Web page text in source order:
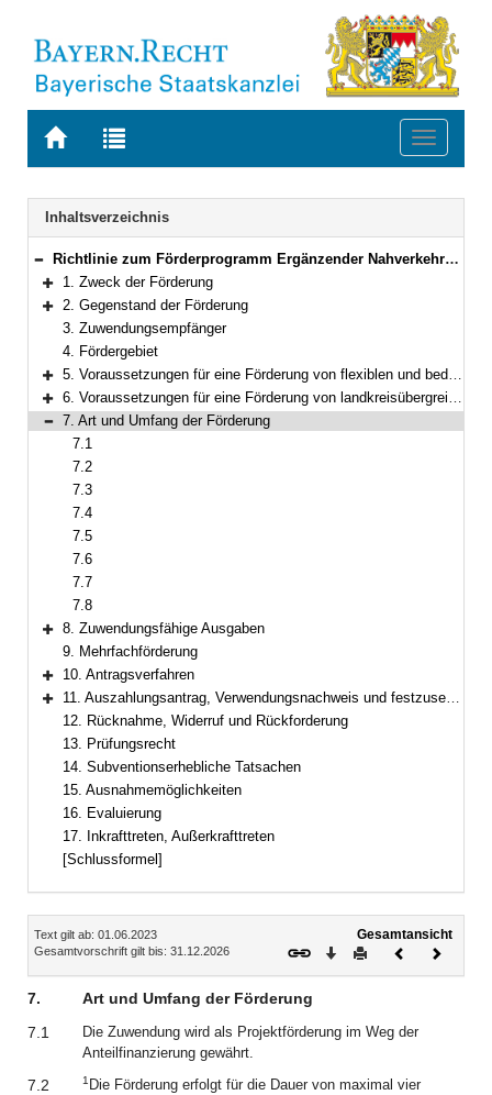
Zur
BAYERN.RECHT
Zur
letzten
Suche
Toggle
Navigation
Inhaltsverzeichnis
Bereich reduzieren
Richtlinie zum Förderprogramm Ergänzender Nahverkehrsangebote zur Verbesserung der Mobilität im ländlichen Raum mit bedarfsorientierten Bedienformen des allgemeinen ÖPNV und Pilotprojekten landkreisübergreifender Expressbusverbindungen im Omnibusverkehr (ErNa)
Bereich erweitern
1. Zweck der Förderung
Bereich erweitern
2. Gegenstand der Förderung
3. Zuwendungsempfänger
4. Fördergebiet
Bereich erweitern
5. Voraussetzungen für eine Förderung von flexiblen und bedarfsorientierten Bedienformen im ÖPNV
Bereich erweitern
6. Voraussetzungen für eine Förderung von landkreisübergreifenden Expressbusverbindungen
Bereich reduzieren
7. Art und Umfang der Förderung
7.1
7.2
7.3
7.4
7.5
7.6
7.7
7.8
Bereich erweitern
8. Zuwendungsfähige Ausgaben
9. Mehrfachförderung
Bereich erweitern
10. Antragsverfahren
Bereich erweitern
11. Auszahlungsantrag, Verwendungsnachweis und festzusetzende Auflagen
12. Rücknahme, Widerruf und Rückforderung
13. Prüfungsrecht
14. Subventionserhebliche Tatsachen
15. Ausnahmemöglichkeiten
16. Evaluierung
17. Inkrafttreten, Außerkrafttreten
[Schlussformel]
Inhalt
Text gilt ab: 01.06.2023
Gesamtvorschrift gilt bis: 31.12.2026
Gesamtansicht
Download
DruckenVorheriges
7.
Art und Umfang der Förderung
7.1
Die Zuwendung wird als Projektförderung im Weg der
Anteilfinanzierung gewährt.
7.2 1 Die Förderung erfolgt für die Dauer von maximal vier